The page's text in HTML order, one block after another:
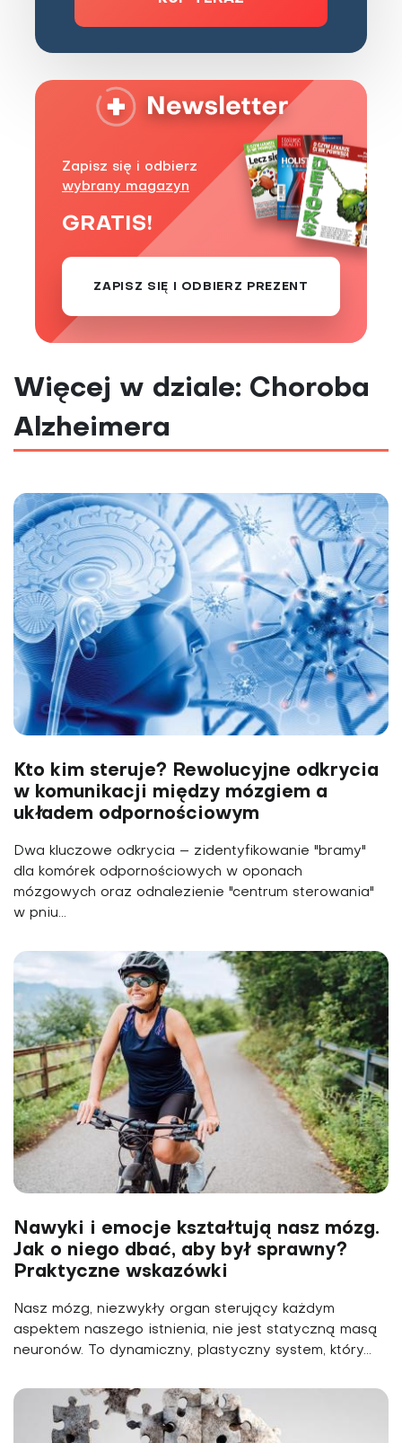
Zapisz się i odbierz
wybrany magazyn
GRATIS!
ZAPISZ SIĘ I ODBIERZ PREZENT
Więcej w dziale: Choroba
Alzheimera
Kto kim steruje? Rewolucyjne odkrycia
w komunikacji między mózgiem a
układem odpornościowym
Dwa kluczowe odkrycia – zidentyfikowanie "bramy"
dla komórek odpornościowych w oponach
mózgowych oraz odnalezienie "centrum sterowania"
w pniu...
Nawyki i emocje kształtują nasz mózg.
Jak o niego dbać, aby był sprawny?
Praktyczne wskazówki
Nasz mózg, niezwykły organ sterujący każdym
aspektem naszego istnienia, nie jest statyczną masą
neuronów. To dynamiczny, plastyczny system, który...